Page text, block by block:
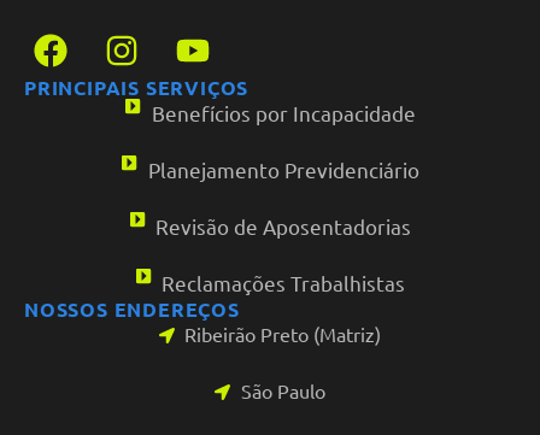
PRINCIPAIS SERVIÇOS
Benefícios por Incapacidade
Planejamento Previdenciário
Revisão de Aposentadorias
Reclamações Trabalhistas
NOSSOS ENDEREÇOS
Ribeirão Preto (Matriz)
São Paulo